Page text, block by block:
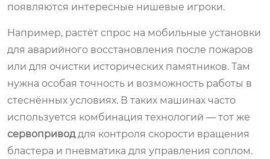
появляются интересные нишевые игроки.
Например, растёт спрос на мобильные установки
для аварийного восстановления после пожаров
или для очистки исторических памятников. Там
нужна особая точность и возможность работы в
стеснённых условиях. В таких машинах часто
используется комбинация технологий — тот же
сервоприводдля контроля скорости вращения
бластера и пневматика для управления соплом.